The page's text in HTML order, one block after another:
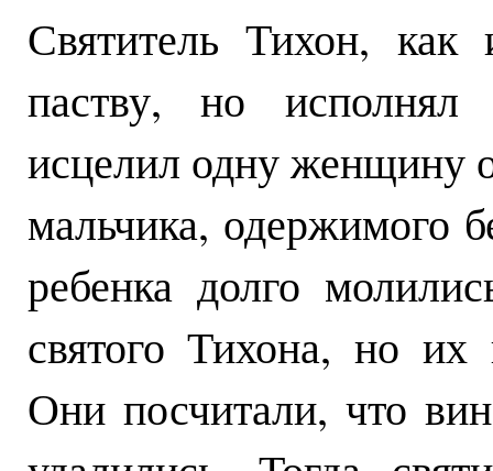
Святитель Тихон,
паству, но
исцелил одну женщину
мальчика, одержимого
ребенка долго
святого Тихона, но
Они посчитали, что